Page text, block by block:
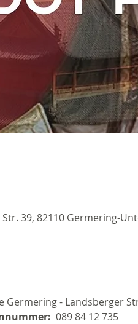
39, 82110 Germering-
Germering - Landsberger
089 84 12 735